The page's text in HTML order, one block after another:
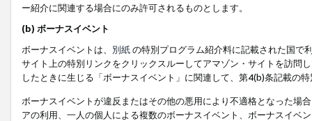
ー紹介に関連する場合にのみ許可されるものとします。
(b) ボーナスイベント
ボーナスイベントは、 別紙の特別プログラム紹介料に記載された国で
サイト上の特別リンクをクリックスルーしてアマゾン・サイトを訪問
したときに生じる「ボーナスイベント」に関連して、第4(b)条記載の
ボーナスイベントが違反またはその他の悪用により不適格となった場
アの利用、一人の個人による複数のボーナスイベント、ボーナスイベ